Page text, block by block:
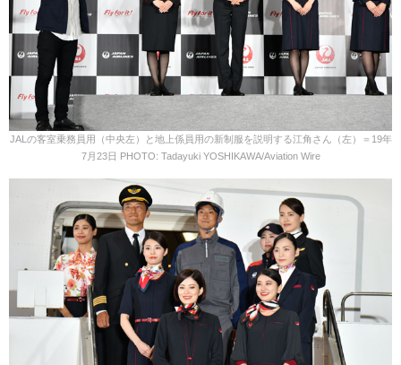
JALの客室乗務員用（中央左）と地上係員用の新制服を説明する江角さん（左）＝19年
7月23日 PHOTO: Tadayuki YOSHIKAWA/Aviation Wire